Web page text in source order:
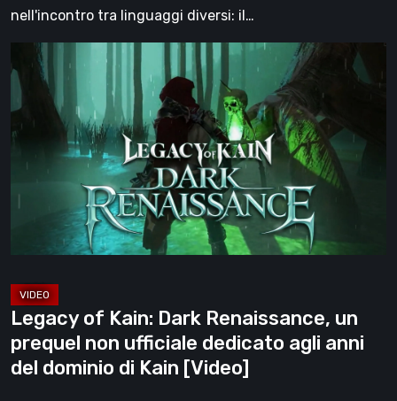
forza
[Video]
nell'incontro tra linguaggi diversi: il…
Legacy
of
Dark
Renaissance,
ufficiale
agli
anni
del
dominio
Legacy of Kain: Dark Renaissance, un
prequel non ufficiale dedicato agli anni
del dominio di Kain [Video]